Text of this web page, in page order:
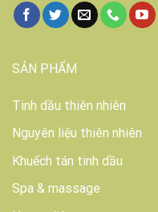
SẢN PHẨM
Tinh dầu thiên nhiên
Nguyên liệu thiên nhiên
Khuếch tán tinh dầu
Spa & massage